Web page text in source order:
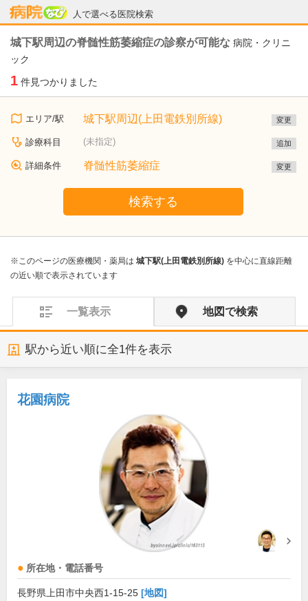
人で選べる医院検索
病院なび
城下駅周辺の脊髄性筋萎縮症の診察が可能な 病院・クリニ
ック
1 件見つかりました
エリア/駅 城下駅周辺(上田電鉄別所線) 変更
診療科目 (未指定) 追加
詳細条件 脊髄性筋萎縮症 変更
検索する
※このページの医療機関・薬局は 城下駅(上田電鉄別所線) を中心に直線距離
の近い順で表示されています
一覧表示 地図で検索
駅から近い順に全1件を表示
花園病院
所在地・電話番号
長野県上田市中央西1-15-25 [地図]